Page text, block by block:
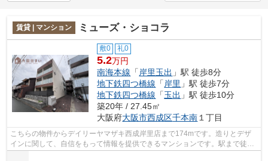
賃貸 | マンション ミューズ・ショコラ
敷0 礼0
5.2万円
南海本線 「岸里玉出 」駅 徒歩8分
地下鉄四つ橋線 「岸里 」駅 徒歩7分
地下鉄四つ橋線 「玉出 」駅 徒歩10分
築20年 / 27.45㎡
大阪府大阪市西成区千本南１丁目
こちらの物件からデイリーヤマザキ西成岸里店まで174mです。造りとデザ
インに関して、自信をもって情報を提供できるマンションです。駅まで徒歩